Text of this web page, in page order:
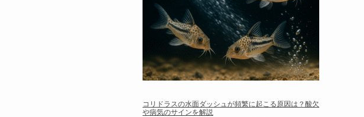
コリドラスの水面ダッシュが頻繁に起こる原因は？酸欠
や病気のサインを解説